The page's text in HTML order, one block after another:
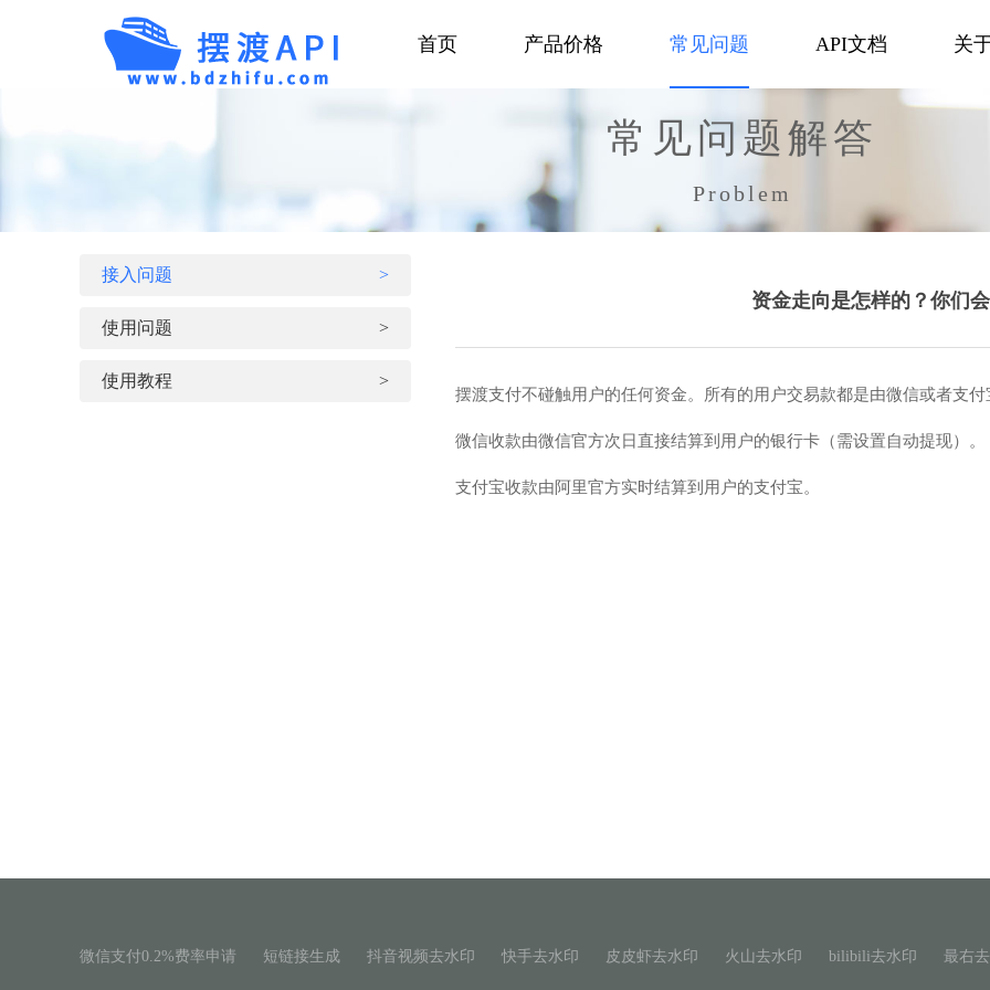
首页 产品价格 常见问题 API文档 关
常见问题解答
Problem
接入问题 >
使用问题 >
使用教程 >
资金走向是怎样的？你们
摆渡支付不碰触用户的任何资金。所有的用户交易款都是由微信或者支付
微信收款由微信官方次日直接结算到用户的银行卡（需设置自动提现）。
支付宝收款由阿里官方实时结算到用户的支付宝。
微信支付0.2%费率申请 短链接生成 抖音视频去水印 快手去水印 皮皮虾去水印 火山去水印 bilibili去水印 最右